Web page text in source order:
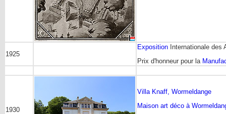
1925
Exposition Internationale des
Prix d'honneur pour la
1930
Villa Knaff, Wormeldange
Maison art déco à